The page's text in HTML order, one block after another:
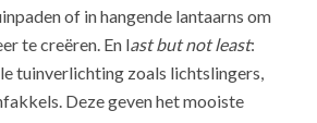
of in hangende lantaarns om
te creëren. En last but not least:
tuinverlichting zoals lichtslingers,
Deze geven het mooiste